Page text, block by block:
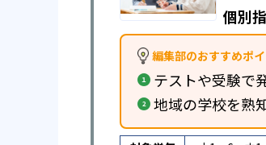
個別
編集部のおすすめポ
テストや受験で
地域の学校を熟